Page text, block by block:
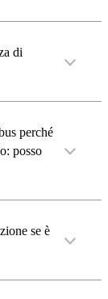
di
perché
posso
se è